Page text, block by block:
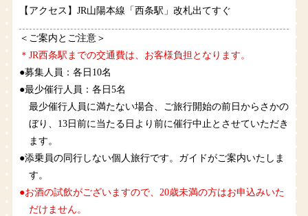
【アクセス】JR山陽本線「西条駅」改札出てすぐ
＜ご案内とご注意＞
＊JR西条駅までの交通費は、お客様負担となります。
●募集人員：各日10名
●最少催行人員：各日5名
最少催行人員に満たない場合、ご旅行開始の前日からさかの
ぼり、13日前に当たる日より前に催行中止とさせていただき
ます。
●添乗員の同行しない個人旅行です。ガイドがご案内いたしま
す。
●お酒の試飲がございますので、20歳未満の方はお申込みいた
だけません。